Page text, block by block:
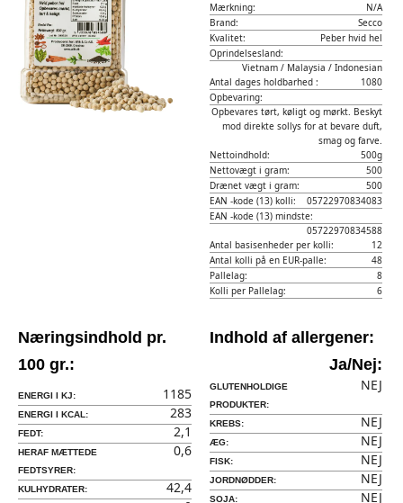
Mærkning:
N/A
Brand:
Secco
Kvalitet:
Peber hvid hel
Oprindelsesland:
Vietnam / Malaysia / Indonesian
Antal dages holdbarhed :
1080
Opbevaring:
Opbevares tørt, køligt og mørkt. Beskyt
mod direkte sollys for at bevare duft,
smag og farve.
Nettoindhold:
500g
Nettovægt i gram:
500
Drænet vægt i gram:
500
EAN -kode (13) kolli:
05722970834083
EAN -kode (13) mindste:
05722970834588
Antal basisenheder per kolli:
12
Antal kolli på en EUR-palle:
48
Pallelag:
8
Kolli per Pallelag:
6
Næringsindhold pr.
100 gr.:
ENERGI I KJ: 1185
ENERGI I KCAL: 283
FEDT: 2,1
HERAF MÆTTEDE
FEDTSYRER:
0,6
KULHYDRATER:
42,4
Indhold af allergener:
Ja/Nej:
GLUTENHOLDIGE
PRODUKTER:
NEJ
KREBS: NEJ
ÆG: NEJ
FISK: NEJ
JORDNØDDER: NEJ
SOJA: NEJ